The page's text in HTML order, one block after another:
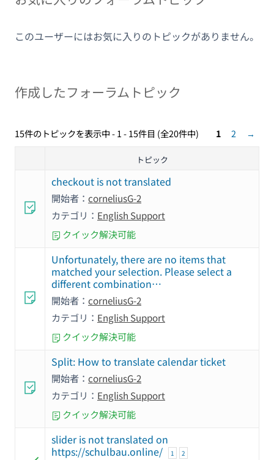
このユーザーにはお気に入りのトピックがありません。
作成したフォーラムトピック
15件のトピックを表示中 - 1 - 15件目 (全20件中) 1 2 →
トピック
checkout is not translated
開始者： corneliusG-2
カテゴリ： English Support
クイック解決可能
Unfortunately, there are no items that
matched your selection. Please select a
different combination…
開始者： corneliusG-2
カテゴリ： English Support
クイック解決可能
Split: How to translate calendar ticket
開始者： corneliusG-2
カテゴリ： English Support
クイック解決可能
slider is not translated on
https://schulbau.online/
1 2